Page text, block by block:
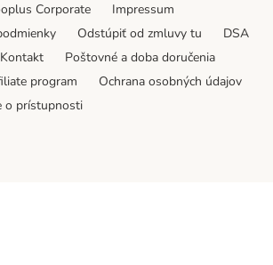
Corporate
Impressum
Odstúpiť od zmluvy tu
DSA
Kontakt
Poštovné a doba doručenia
program
Ochrana osobných údajov
o prístupnosti